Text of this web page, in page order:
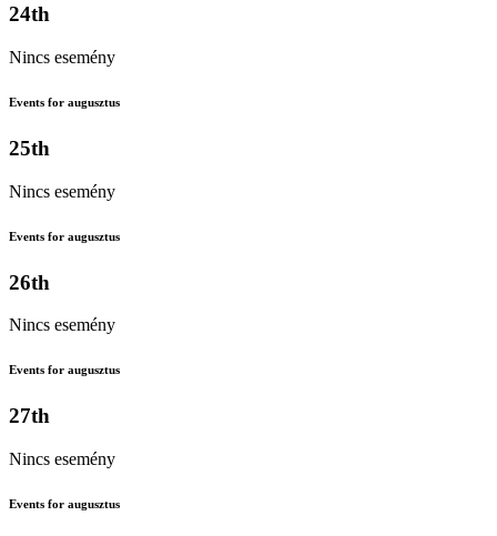
24th
Nincs esemény
Events for augusztus
25th
Nincs esemény
Events for augusztus
26th
Nincs esemény
Events for augusztus
27th
Nincs esemény
Events for augusztus